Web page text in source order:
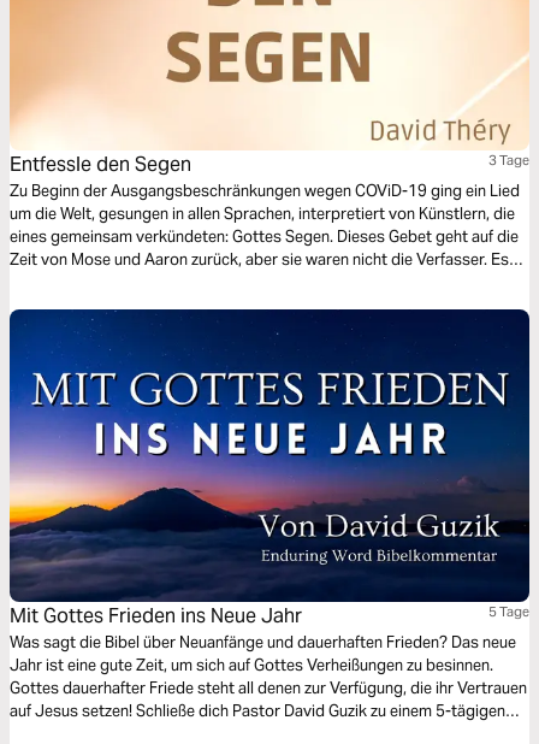
Entfessle den Segen 3 Tage
Zu Beginn der Ausgangsbeschränkungen wegen COViD-19 ging ein Lied
um die Welt, gesungen in allen Sprachen, interpretiert von Künstlern, die
eines gemeinsam verkündeten: Gottes Segen. Dieses Gebet geht auf die
Zeit von Mose und Aaron zurück, aber sie waren nicht die Verfasser. Es
gemeinsam den Gott des Segens entdecken.
Mit Gottes Frieden ins Neue Jahr 5 Tage
Was sagt die Bibel über Neuanfänge und dauerhaften Frieden? Das neue
Jahr ist eine gute Zeit, um sich auf Gottes Verheißungen zu besinnen.
Gottes dauerhafter Friede steht all denen zur Verfügung, die ihr Vertrauen
auf Jesus setzen! Schließe dich Pastor David Guzik zu einem 5-tägigen